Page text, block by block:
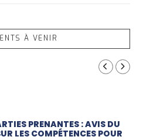
À VENIR
PRENANTES : AVIS DU
LES COMPÉTENCES POUR